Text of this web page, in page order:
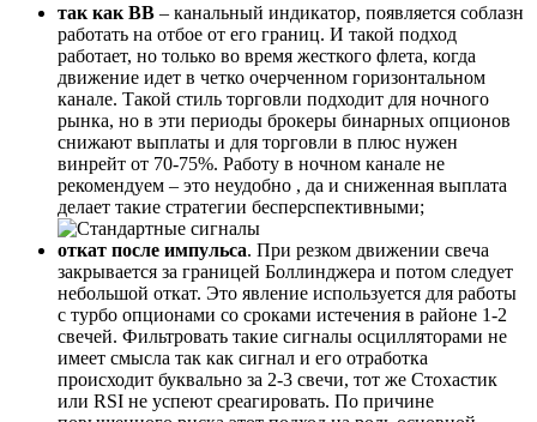
так как ВВ – канальный индикатор, появляется соблазн
работать на отбое от его границ. И такой подход
работает, но только во время жесткого флета, когда
движение идет в четко очерченном горизонтальном
канале. Такой стиль торговли подходит для ночного
рынка, но в эти периоды брокеры бинарных опционов
снижают выплаты и для торговли в плюс нужен
винрейт от 70-75%. Работу в ночном канале не
рекомендуем – это неудобно , да и сниженная выплата
делает такие стратегии бесперспективными;
откат после импульса. При резком движении свеча
закрывается за границей Боллинджера и потом следует
небольшой откат. Это явление используется для работы
с турбо опционами со сроками истечения в районе 1-2
свечей. Фильтровать такие сигналы осцилляторами не
имеет смысла так как сигнал и его отработка
происходит буквально за 2-3 свечи, тот же Стохастик
или RSI не успеют среагировать. По причине